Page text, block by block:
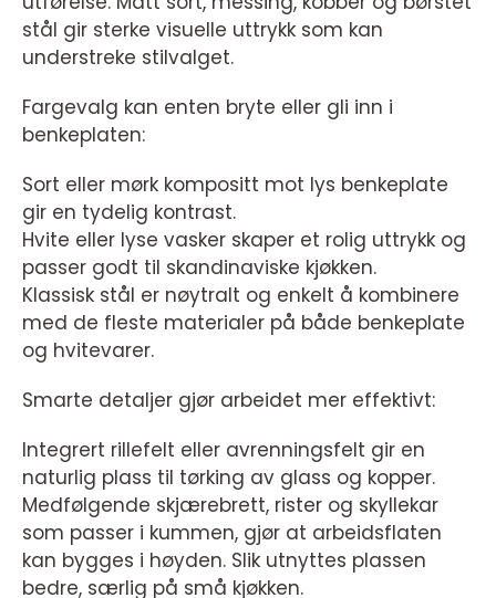
stål gir sterke visuelle uttrykk som kan
understreke stilvalget.
Fargevalg kan enten bryte eller gli inn i
benkeplaten:
Sort eller mørk kompositt mot lys benkeplate
gir en tydelig kontrast.
Hvite eller lyse vasker skaper et rolig uttrykk og
passer godt til skandinaviske kjøkken.
Klassisk stål er nøytralt og enkelt å kombinere
med de fleste materialer på både benkeplate
og hvitevarer.
Smarte detaljer gjør arbeidet mer effektivt:
Integrert rillefelt eller avrenningsfelt gir en
naturlig plass til tørking av glass og kopper.
Medfølgende skjærebrett, rister og skyllekar
som passer i kummen, gjør at arbeidsflaten
kan bygges i høyden. Slik utnyttes plassen
bedre, særlig på små kjøkken.